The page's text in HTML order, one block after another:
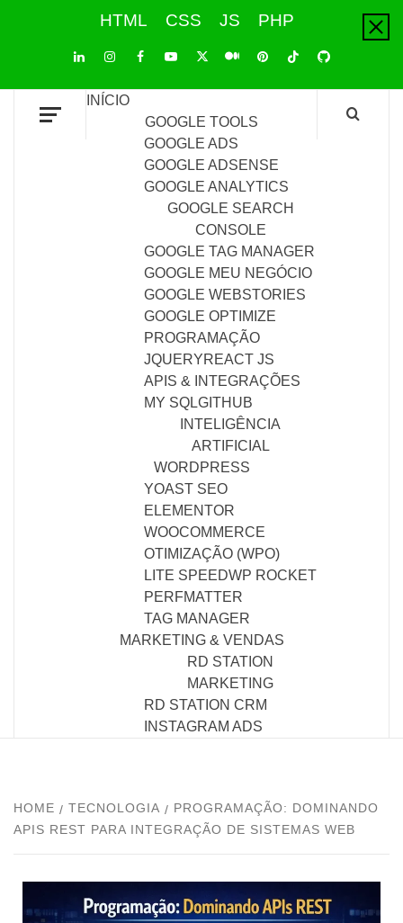
HTML CSS JS PHP
LinkedInInstagramFacebookYoutube
X PinterestTiktokGithub
INÍCIO
GOOGLE TOOLS
GOOGLE ADS
GOOGLE ADSENSE
GOOGLE ANALYTICS
GOOGLE SEARCH
CONSOLE
GOOGLE TAG MANAGER
GOOGLE MEU NEGÓCIO
GOOGLE WEBSTORIES
GOOGLE OPTIMIZE
PROGRAMAÇÃO
JQUERYREACT JS
APIS & INTEGRAÇÕES
MY SQLGITHUB
INTELIGÊNCIA
ARTIFICIAL
WORDPRESS
YOAST SEO
ELEMENTOR
WOOCOMMERCE
OTIMIZAÇÃO (WPO)
LITE SPEEDWP ROCKET
PERFMATTER
TAG MANAGER
MARKETING & VENDAS
RD STATION
MARKETING
RD STATION CRM
INSTAGRAM ADS
HOME TECNOLOGIA
PROGRAMAÇÃO: DOMINANDO
APIS REST PARA INTEGRAÇÃO DE SISTEMAS WEB